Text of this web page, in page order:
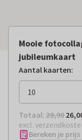
Mooie
jubileumkaart
Aantal kaarten:
Totaal: € 26,00
Totaal: 29,90
excl.
Bereken je prijs